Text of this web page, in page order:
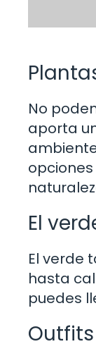
No
aporta
El
El verde
hasta
puedes